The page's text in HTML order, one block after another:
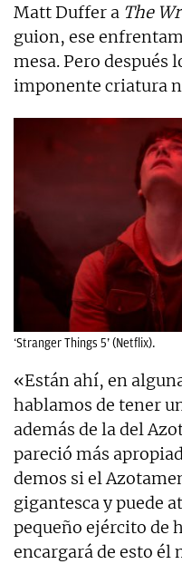
Matt Duffer a The
guion, ese
mesa. Pero después
imponente criatura
‘Stranger Things 5’ (Netflix).
«Están ahí, en
hablamos de tener
además de la del
pareció más
demos si el
gigantesca y puede
pequeño ejército de
encargará de esto él